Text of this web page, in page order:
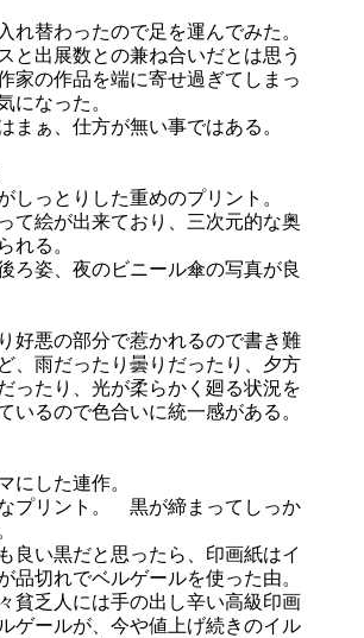
れ替わったので足を運んでみた。
と出展数との兼ね合いだとは思う
家の作品を端に寄せ過ぎてしまっ
になった。
まぁ、仕方が無い事ではある。
しっとりした重めのプリント。
て絵が出来ており、三次元的な奥
れる。
ろ姿、夜のビニール傘の写真が良
好悪の部分で惹かれるので書き難
、雨だったり曇りだったり、夕方
ったり、光が柔らかく廻る状況を
いるので色合いに統一感がある。
にした連作。
プリント。 黒が締まってしっか
良い黒だと思ったら、印画紙はイ
品切れでベルゲールを使った由。
貧乏人には手の出し辛い高級印画
ゲールが、今や値上げ続きのイル